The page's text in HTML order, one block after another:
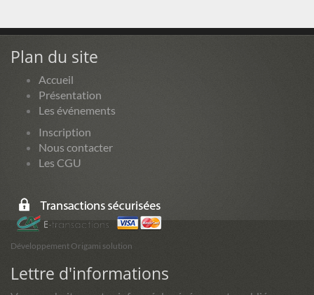
Plan du site
Accueil
Présentation
Les événements
Inscription
Nous contacter
Les CGU
Développement Origami solution
Lettre d'informations